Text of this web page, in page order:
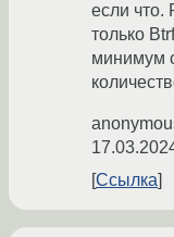
если что.
только
минимум
Ссылка